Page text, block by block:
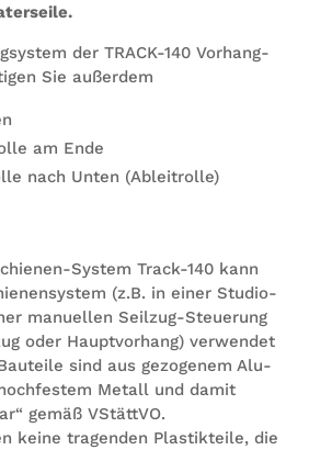
der TRACK-140 Vor­hang­
Sie außerdem
am Ende
nach Unten (Ableit­rolle)
Sys­tem Track-140 kann
(z.B. in einer Stu­dio­
manu­el­len Seil­zug-Steue­rung
oder Haupt­vor­hang) ver­wen­det
sind aus gezo­ge­nem Alu­
Metall und damit
gemäß VStättVO.
keine tra­gen­den Plas­tik­teile, die